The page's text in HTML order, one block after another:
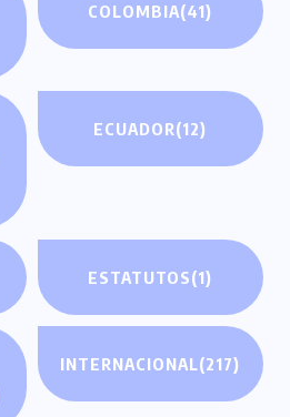
COLOMBIA(41)
ECUADOR(12)
ESTATUTOS(1)
INTERNACIONAL(217)